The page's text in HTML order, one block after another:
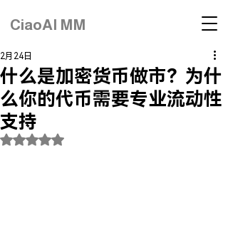
CiaoAI MM
什么是加密货币做市？为什
么你的代币需要专业流动性
支持
2月24日
評等為 NaN（最高為 5 顆星）。